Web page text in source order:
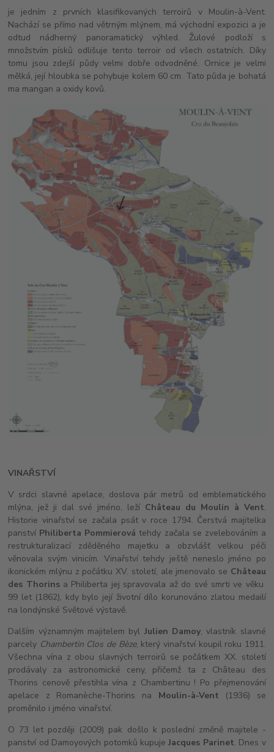
je jedním z prvních klasifikovaných terroirů v Moulin-à-Vent.
Nachází se přímo nad větrným mlýnem, má východní expozici a je
odtud nádherný panoramatický výhled. Žulové podloží s
množstvím písků odlišuje tento terroir od všech ostatních. Díky
tomu jsou zdejší půdy velmi dobře odvodněné. Ornice je velmi
mělká, její hloubka se pohybuje kolem 60 cm. Tato půda je bohatá
ma mangan a oxidy kovů.
VINAŘSTVÍ
V srdci slavné apelace, doslova pár metrů od emblematického
mlýna, jež ji dal své jméno, leží Château du Moulin à Vent.
Historie vinařství se začala psát v roce 1794. Čerstvá majitelka
panství Philiberta Pommierová tehdy začala se zvelebováním a
restrukturalizací zděděného majetku a obzvlášť velkou péči
věnovala svým vinicím. Vinařství tehdy ještě neneslo jméno po
ikonickém mlýnu z počátku XV. století, ale jmenovalo se Château
des Thorinsa Philiberta jej spravovala až do své smrti ve věku
99 let (1862), kdy bylo její životní dílo korunováno zlatou medailí
na londýnské Světové výstavě.
Dalším významným majitelem byl Julien Damoy, vlastník slavné
parcely Chambertin Clos de Bèze, který vinařství koupil roku 1911.
Všechna vína z obou slavných terroirů se počátkem XX. století
prodávaly za astronomické ceny, přičemž ta z Château des
Thorins cenově přestihla vína z Chambertinu ! Po přejmenování
apelace z Romanèche-Thorins na Moulin-à-Vent (1936) se
proměnilo i jméno vinařství.
O 73 let později (2009) pak došlo k poslední změně majitele -
panství od Damoyových potomků kupujeJacques Parinet. Dnes v